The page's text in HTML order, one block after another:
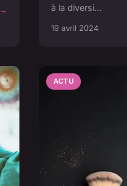
→
à la diversi...
19 avril 2024
ACTU